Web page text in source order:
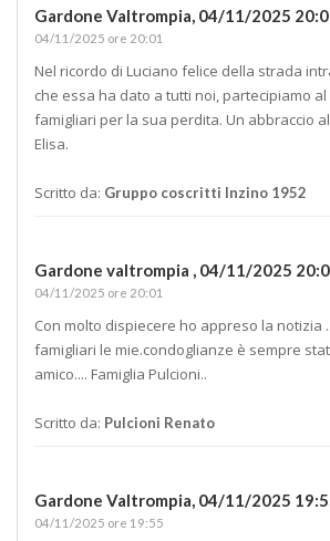
Gardone Valtrompia, 04/11/2025
04/11/2025 ore 20:01
Nel ricordo di Luciano felice della strada
che essa ha dato a tutti noi, partecipiamo
famigliari per la sua perdita. Un abbraccio
Elisa.
Scritto da: Gruppo coscritti Inzino 1952
Gardone valtrompia , 04/11/2025
04/11/2025 ore 20:01
Con molto dispiecere ho appreso la notizia
famigliari le mie.condoglianze è sempre
amico.... Famiglia Pulcioni..
Scritto da: Pulcioni Renato
Gardone Valtrompia, 04/11/2025
04/11/2025 ore 19:55